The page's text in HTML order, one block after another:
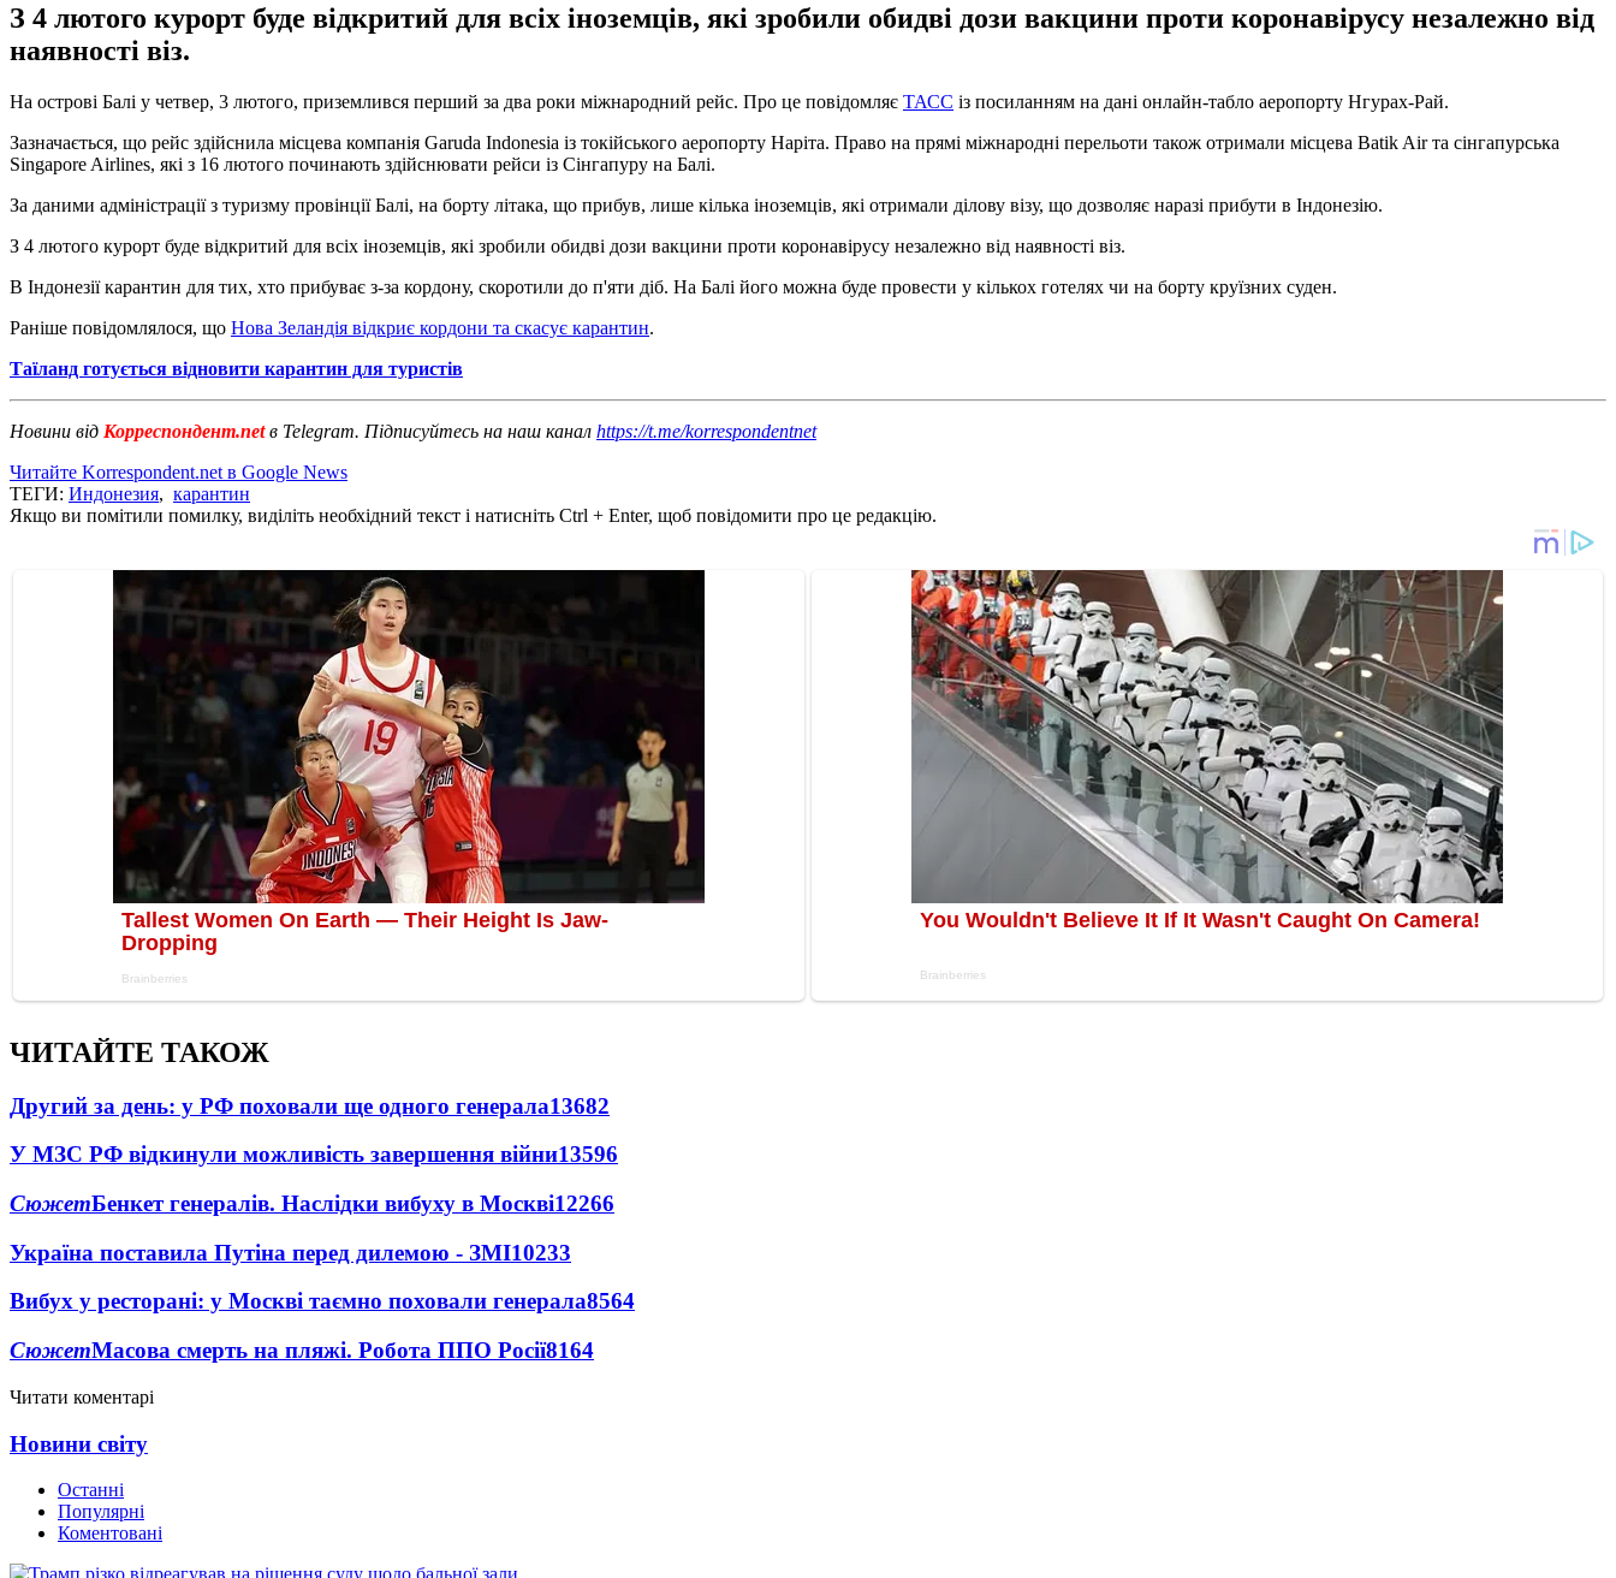
З 4 лютого курорт буде відкритий для всіх іноземців, які зробили обидві дози вакцини проти коронавірусу незалежно від
наявності віз.
На острові Балі у четвер, 3 лютого, приземлився перший за два роки міжнародний рейс. Про це повідомляє ТАСС із посиланням на дані онлайн-табло аеропорту Нгурах-Рай.
Зазначається, що рейс здійснила місцева компанія Garuda Indonesia із токійського аеропорту Наріта. Право на прямі міжнародні перельоти також отримали місцева Batik Air та сінгапурська
Singapore Airlines, які з 16 лютого починають здійснювати рейси із Сінгапуру на Балі.
За даними адміністрації з туризму провінції Балі, на борту літака, що прибув, лише кілька іноземців, які отримали ділову візу, що дозволяє наразі прибути в Індонезію.
З 4 лютого курорт буде відкритий для всіх іноземців, які зробили обидві дози вакцини проти коронавірусу незалежно від наявності віз.
В Індонезії карантин для тих, хто прибуває з-за кордону, скоротили до п'яти діб. На Балі його можна буде провести у кількох готелях чи на борту круїзних суден.
Раніше повідомлялося, що Нова Зеландія відкриє кордони та скасує карантин.
Таїланд готується відновити карантин для туристів
Новини від Корреспондент.netв Telegram. Підписуйтесь на наш канал https://t.me/korrespondentnet
Читайте Korrespondent.net в Google News
ТЕГИ: Индонезия, карантин
Якщо ви помітили помилку, виділіть необхідний текст і натисніть Ctrl + Enter, щоб повідомити про це редакцію.
ЧИТАЙТЕ ТАКОЖ
Другий за день: у РФ поховали ще одного генерала13682
У МЗС РФ відкинули можливість завершення війни13596
СюжетБенкет генералів. Наслідки вибуху в Москві12266
Україна поставила Путіна перед дилемою - ЗМІ10233
Вибух у ресторані: у Москві таємно поховали генерала8564
СюжетМасова смерть на пляжі. Робота ППО Росії8164
Читати коментарі
Новини світу
Останні
Популярні
Коментовані